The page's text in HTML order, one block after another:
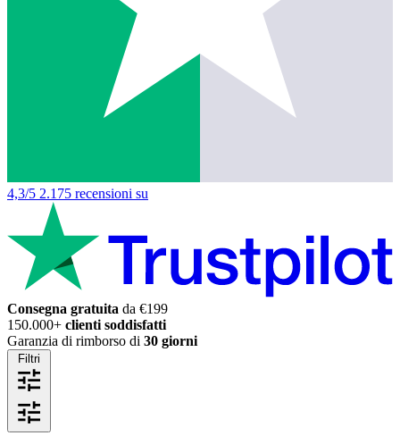
4,3/5 2.175 recensioni su
Consegna gratuita da €199
150.000+ clienti soddisfatti
Garanzia di rimborso di 30 giorni
Filtri